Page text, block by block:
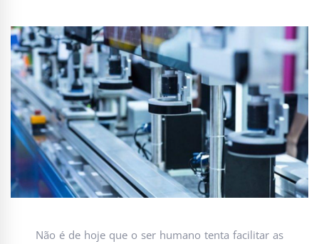
Não é de hoje que o ser humano tenta facilitar as